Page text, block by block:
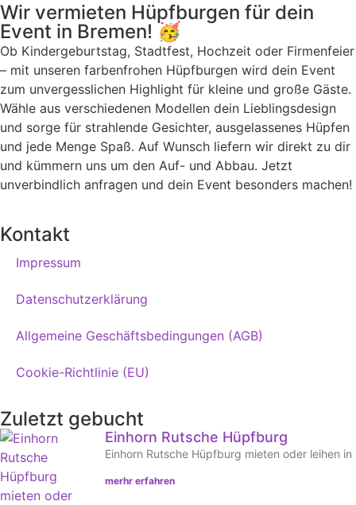
Wir vermieten Hüpfburgen für dein
Event in Bremen! 🥳
Ob Kindergeburtstag, Stadtfest, Hochzeit oder Firmenfeier
– mit unseren farbenfrohen Hüpfburgen wird dein Event
zum unvergesslichen Highlight für kleine und große Gäste.
Wähle aus verschiedenen Modellen dein Lieblingsdesign
und sorge für strahlende Gesichter, ausgelassenes Hüpfen
und jede Menge Spaß. Auf Wunsch liefern wir direkt zu dir
und kümmern uns um den Auf- und Abbau. Jetzt
unverbindlich anfragen und dein Event besonders machen!
Kontakt
Impressum
Datenschutzerklärung
Allgemeine Geschäftsbedingungen (AGB)
Cookie-Richtlinie (EU)
Zuletzt gebucht
Einhorn Rutsche Hüpfburg
Einhorn Rutsche Hüpfburg mieten oder leihen in
merhr erfahren